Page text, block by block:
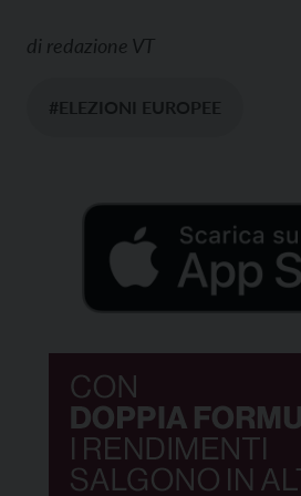
di redazione VT
#ELEZIONI EUROPEE